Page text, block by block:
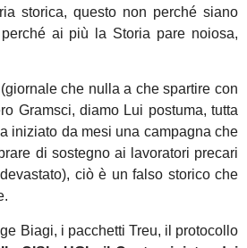
storica, questo non perché siano
ai più la Storia pare noiosa,
che nulla a che spartire con
Gramsci, diamo Lui postuma, tutta
iniziato da mesi una campagna che
di sostegno ai lavoratori precari
ciò è un falso storico che
Biagi, i pacchetti Treu, il protocollo